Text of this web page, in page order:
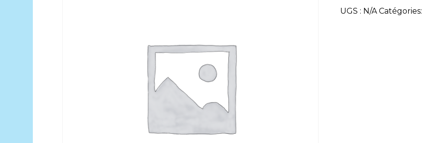
UGS : N/A Catégories: